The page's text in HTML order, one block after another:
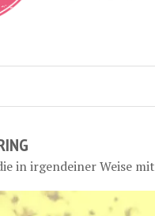
in irgendeiner Weise